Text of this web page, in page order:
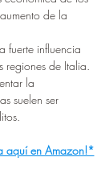
de la
fuerte influencia
regiones de Italia.
la
suelen ser
aquí en Amazon!*